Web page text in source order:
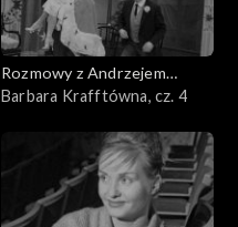
Rozmowy z Andrzejem
Doboszem
Barbara Krafftówna, cz. 4